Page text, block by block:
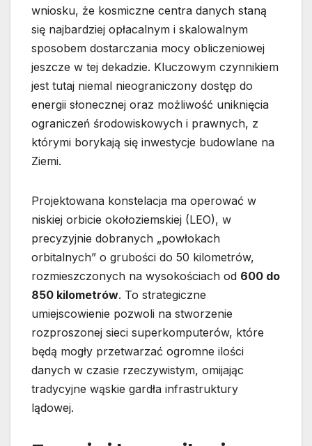
wniosku, że kosmiczne centra danych staną
się najbardziej opłacalnym i skalowalnym
sposobem dostarczania mocy obliczeniowej
jeszcze w tej dekadzie. Kluczowym czynnikiem
jest tutaj niemal nieograniczony dostęp do
energii słonecznej oraz możliwość uniknięcia
ograniczeń środowiskowych i prawnych, z
którymi borykają się inwestycje budowlane na
Ziemi.
Projektowana konstelacja ma operować w
niskiej orbicie okołoziemskiej (LEO), w
precyzyjnie dobranych „powłokach
orbitalnych” o grubości do 50 kilometrów,
rozmieszczonych na wysokościach od 600 do
850 kilometrów. To strategiczne
umiejscowienie pozwoli na stworzenie
rozproszonej sieci superkomputerów, które
będą mogły przetwarzać ogromne ilości
danych w czasie rzeczywistym, omijając
tradycyjne wąskie gardła infrastruktury
lądowej.